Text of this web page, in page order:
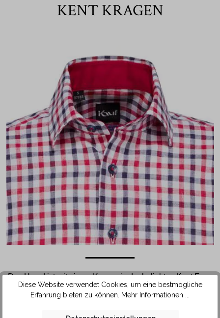
KENT KRAGEN
Das Hemd ist mit einem Kragen in der beliebten Kent Form
ausgestattet. Durch die etwas enger aneinanderliegenden
Kragenspitzen lässt sich diese Kragenform sehr gut mit
Diese Website verwendet Cookies, um eine bestmögliche
Erfahrung bieten zu können.
Mehr Informationen ...